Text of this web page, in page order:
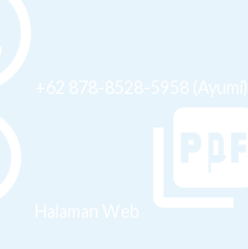
+62 878-8528-5958 (Ayumi)
Halaman Web